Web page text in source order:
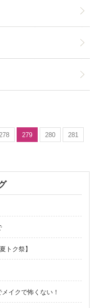
278 279 280
281
トク祭】
イクで怖くない！